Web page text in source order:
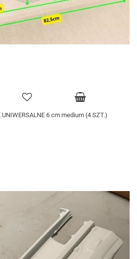
UNIWERSALNE 6 cm medium (4 SZT.)